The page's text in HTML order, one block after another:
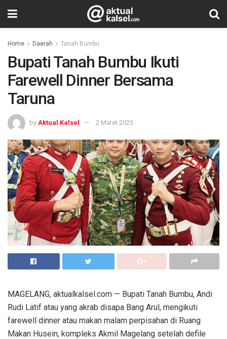
Home Daerah Tanah Bumbu
Bupati Tanah Bumbu Ikuti
Farewell Dinner Bersama
Taruna
by Aktual Kalsel 2 Maret 2025
MAGELANG, aktualkalsel.com — Bupati Tanah Bumbu, Andi
Rudi Latif atau yang akrab disapa Bang Arul, mengikuti
farewell dinner atau makan malam perpisahan di Ruang
Makan Husein, kompleks Akmil Magelang setelah defile